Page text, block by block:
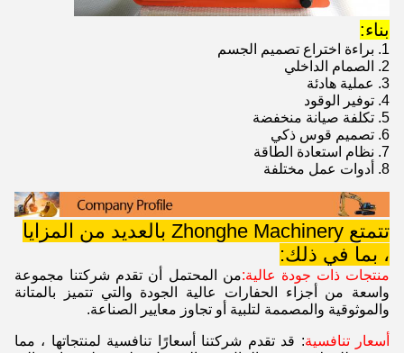
بناء:
1. براءة اختراع تصميم الجسم
2. الصمام الداخلي
3. عملية هادئة
4. توفير الوقود
5. تكلفة صيانة منخفضة
6. تصميم قوس ذكي
7. نظام استعادة الطاقة
8. أدوات عمل مختلفة
تتمتع Zhonghe Machinery بالعديد من المزايا
، بما في ذلك:
منتجات ذات جودة عالية:من المحتمل أن تقدم شركتنا مجموعة
واسعة من أجزاء الحفارات عالية الجودة والتي تتميز بالمتانة
والموثوقية والمصممة لتلبية أو تجاوز معايير الصناعة.
أسعار تنافسية: قد تقدم شركتنا أسعارًا تنافسية لمنتجاتها ، مما